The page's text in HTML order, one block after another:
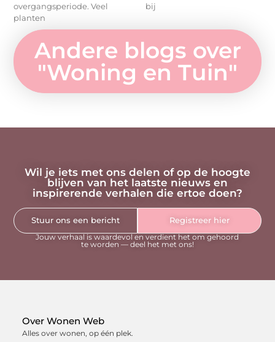
overgangsperiode. Veel
planten
bij
Andere blogs over
"Woning en Tuin"
Wil je iets met ons delen of op de hoogte
blijven van het laatste nieuws en
inspirerende verhalen die ertoe doen?
Stuur ons een bericht
Registreer hier
Jouw verhaal is waardevol en verdient het om gehoord
te worden — deel het met ons!
Over Wonen Web
Alles over wonen, op één plek.